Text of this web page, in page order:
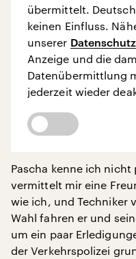
übermittelt.
keinen Einfluss.
unserer
Anzeige und die
Datenübermittlung
jederzeit wieder
Pascha kenne ich
vermittelt mir eine
wie ich, und Techniker
Wahl fahren er und
um ein paar
der Verkehrspolizei